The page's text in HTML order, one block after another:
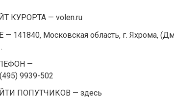
КУРОРТА — volen.ru
— 141840, Московская область, г. Яхрома,
—
9939-502
ПОПУТЧИКОВ — здесь